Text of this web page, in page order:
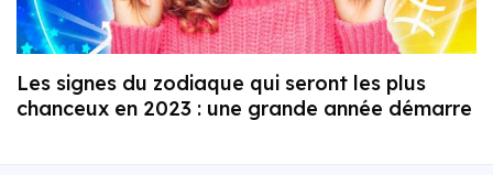
Les signes du zodiaque qui seront les plus
chanceux en 2023 : une grande année démarre